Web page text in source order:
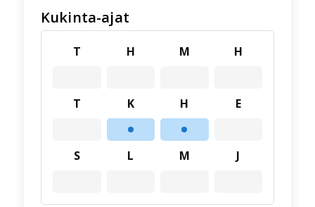
Kukinta-ajat
T H M H
T K H E
S L M J